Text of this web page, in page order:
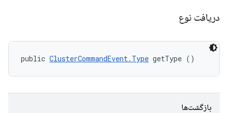
دریافت نوع
public ClusterCommandEvent.Type getType ()
بازگشت‌ها